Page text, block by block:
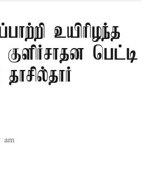
உயிரிழந்த
பெட்டி
am